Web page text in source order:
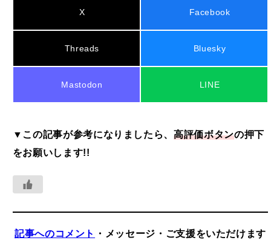
X Facebook
Threads Bluesky
Mastodon LINE
▼この記事が参考になりましたら、高評価ボタンの押下
をお願いします!!
記事へのコメント
・メッセージ・ご支援をいただけます